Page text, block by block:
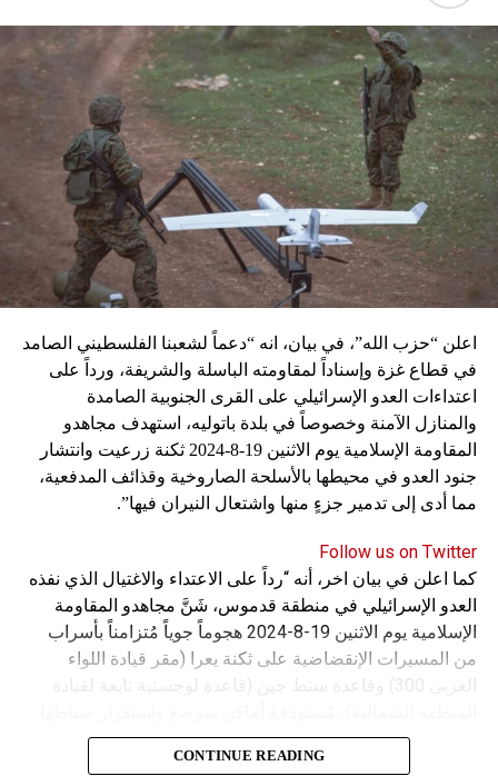
اعلن “حزب الله”، في بيان، انه “دعماً لشعبنا الفلسطيني الصامد
في قطاع غزة وإسناداً لمقاومته الباسلة ‌‏‌‏‌والشريفة، ورداً على
اعتداءات العدو الإسرائيلي على القرى الجنوبية الصامدة
والمنازل الآمنة وخصوصاً في بلدة باتوليه، استهدف مجاهدو
المقاومة الإسلامية يوم الاثنين 19-8-2024 ثكنة زرعيت وانتشار
جنود العدو في محيطها بالأسلحة الصاروخية وقذائف المدفعية،
مما أدى إلى تدمير جزءٍ منها واشتعال النيران فيها”.
Follow us on Twitter
كما اعلن في بيان اخر، أنه “رداً على الاعتداء والاغتيال الذي نفذه
العدو الإسرائيلي في منطقة قدموس، شَنَّ مجاهدو المقاومة
الإسلامية يوم الاثنين 19-8-2024 هجوماً جوياً مُتزامناً بأسراب
من المسيرات الإنقضاضية على ثكنة يعرا (مقر قيادة اللواء
الغربي 300) وقاعدة سنط جين (قاعدة لوجستية تابعة لقيادة
وجنودها وأصابت أهدافها بدقة وأوقعت فيهم عدداً من القتلى
CONTINUE READING